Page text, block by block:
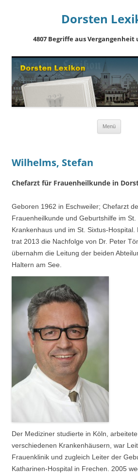
Dorsten
4807 Begriffe aus Vergangenheit
Menü
Wilhelms, Stefan
Chefarzt für Frauenheilkunde in
Geboren 1962 in Eschweiler; Chefarzt
Frauenheilkunde und Geburtshilfe im St.
Krankenhaus und im St. Sixtus-Hospital.
trat 2013 die Nachfolge von Dr. Peter
übernahm die Leitung der beiden
Haltern am See.
Der Mediziner studierte in Köln,
verschiedenen Krankenhäusern, war
Frauenklinik und zugleich Leiter der
Katharinen-Hospital in Frechen. 2005